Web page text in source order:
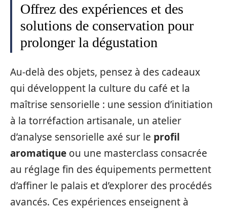
Offrez des expériences et des
solutions de conservation pour
prolonger la dégustation
Au-delà des objets, pensez à des cadeaux
qui développent la culture du café et la
maîtrise sensorielle : une session d’initiation
à la torréfaction artisanale, un atelier
d’analyse sensorielle axé sur le profil
aromatique ou une masterclass consacrée
au réglage fin des équipements permettent
d’affiner le palais et d’explorer des procédés
avancés. Ces expériences enseignent à